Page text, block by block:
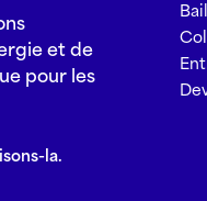
et de
pour les
la.